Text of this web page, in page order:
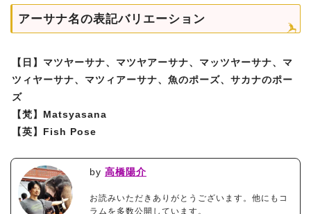
アーサナ名の表記バリエーション
【日】マツヤーサナ、マツヤアーサナ、マッツヤーサナ、マ
ツィヤーサナ、マツィアーサナ、魚のポーズ、サカナのポー
ズ
【梵】Matsyasana
【英】Fish Pose
by 高橋陽介
お読みいただきありがとうございます。他にもコ
ラムを多数公開しています。